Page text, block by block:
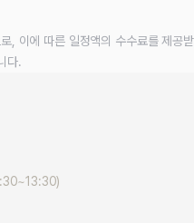
, 이에 따른 일정액의 수수료를 제공받
다.